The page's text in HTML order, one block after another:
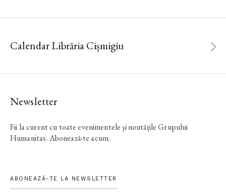
Calendar Librăria Cișmigiu
Newsletter
Fii la curent cu toate evenimentele și noutățile Grupului
Humanitas. Abonează-te acum.
ABONEAZĂ-TE LA NEWSLETTER